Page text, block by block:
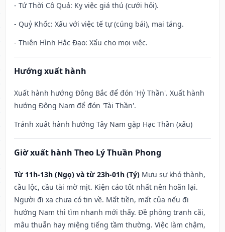
- Tứ Thời Cô Quả: Kỵ việc giá thú (cưới hỏi).
- Quỷ Khốc: Xấu với việc tế tự (cúng bái), mai táng.
- Thiên Hình Hắc Đạo: Xấu cho mọi việc.
Hướng xuất hành
Xuất hành hướng Đông Bắc để đón 'Hỷ Thần'. Xuất hành
hướng Đông Nam để đón 'Tài Thần'.
Tránh xuất hành hướng Tây Nam gặp Hạc Thần (xấu)
Giờ xuất hành Theo Lý Thuần Phong
Từ 11h-13h (Ngọ) và từ 23h-01h (Tý) Mưu sự khó thành,
cầu lộc, cầu tài mờ mịt. Kiện cáo tốt nhất nên hoãn lại.
Người đi xa chưa có tin về. Mất tiền, mất của nếu đi
hướng Nam thì tìm nhanh mới thấy. Đề phòng tranh cãi,
mâu thuẫn hay miệng tiếng tầm thường. Việc làm chậm,